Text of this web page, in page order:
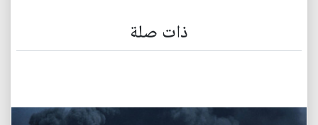
ذات صلة